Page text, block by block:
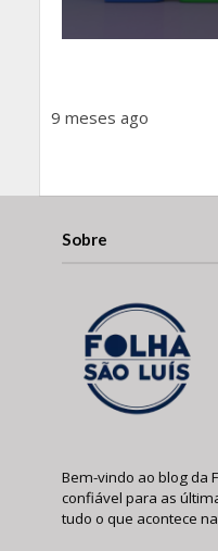
9 meses ago
Sobre
Bem-vindo ao blog da
confiável para as
tudo o que acontece